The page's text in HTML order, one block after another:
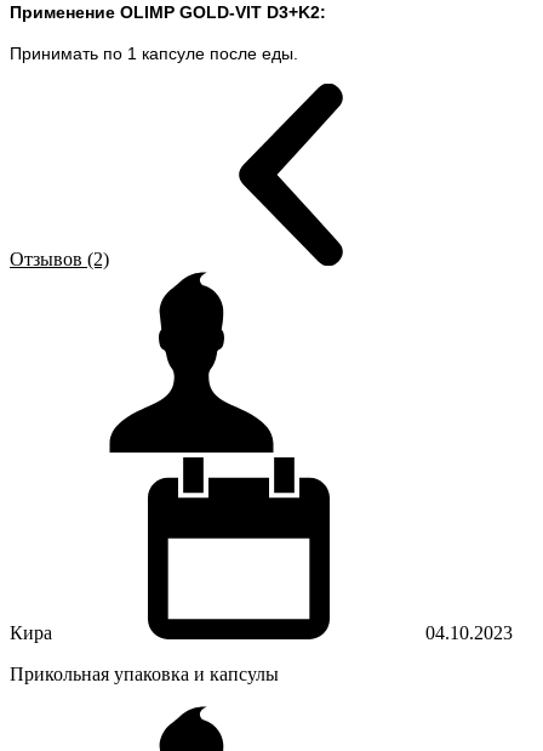
Применение OLIMP GOLD-VIT D3+K2:
Принимать по 1 капсуле после еды.
Отзывов (2)
Кира
04.10.2023
Прикольная упаковка и капсулы